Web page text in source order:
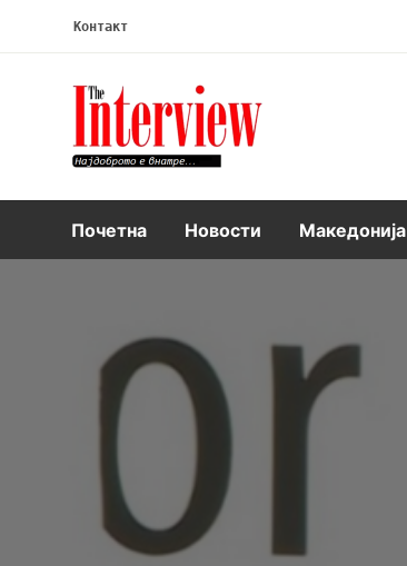
Контакт
Интервју
Почетна Новости Македонија